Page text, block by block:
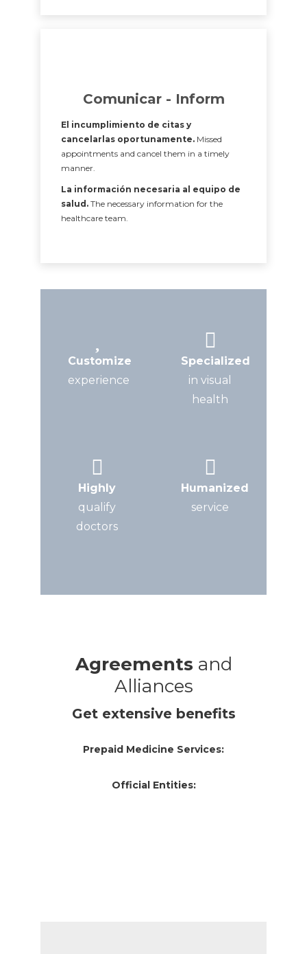
Comunicar - Inform
El incumplimiento de citas y
cancelarlas oportunamente. Missed
appointments and cancel them in a timely
manner.
La información necesaria al equipo de
salud. The necessary information for the
healthcare team.
Customize
experience
Specialized
in visual
health
Highly
qualify
doctors
Humanized
service
Agreements and
Alliances
Get extensive benefits
Prepaid Medicine Services:
Official Entities: